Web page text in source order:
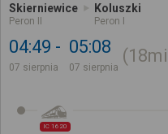
Skierniewice
Peron II
Koluszki
Peron I
04:49
07 sierpnia
05:08
07 sierpnia
IC 1620